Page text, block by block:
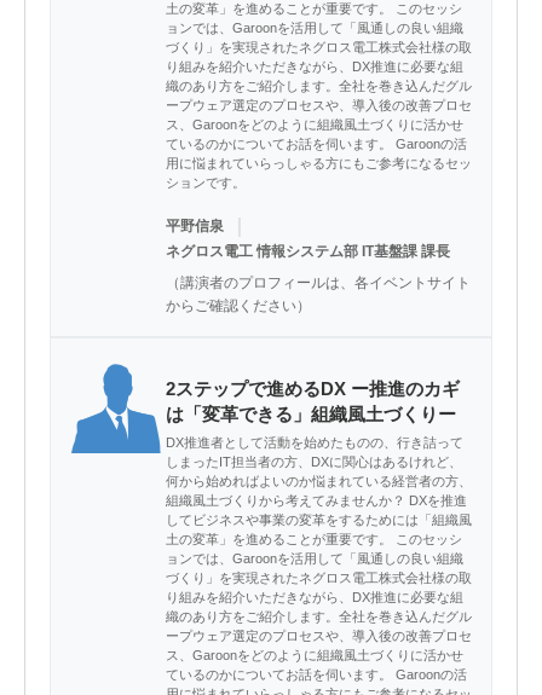
土の変革」を進めることが重要です。 このセッシ
ョンでは、Garoonを活用して「風通しの良い組織
づくり」を実現されたネグロス電工株式会社様の取
り組みを紹介いただきながら、DX推進に必要な組
織のあり方をご紹介します。全社を巻き込んだグル
ープウェア選定のプロセスや、導入後の改善プロセ
ス、Garoonをどのように組織風土づくりに活かせ
ているのかについてお話を伺います。 Garoonの活
用に悩まれていらっしゃる方にもご参考になるセッ
ションです。
平野信泉
ネグロス電工 情報システム部 IT基盤課 課長
（講演者のプロフィールは、各イベントサイト
からご確認ください）
2ステップで進めるDX ー推進のカギ
は「変革できる」組織風土づくりー
DX推進者として活動を始めたものの、行き詰って
しまったIT担当者の方、DXに関心はあるけれど、
何から始めればよいのか悩まれている経営者の方、
組織風土づくりから考えてみませんか？ DXを推進
してビジネスや事業の変革をするためには「組織風
土の変革」を進めることが重要です。 このセッシ
ョンでは、Garoonを活用して「風通しの良い組織
づくり」を実現されたネグロス電工株式会社様の取
り組みを紹介いただきながら、DX推進に必要な組
織のあり方をご紹介します。全社を巻き込んだグル
ープウェア選定のプロセスや、導入後の改善プロセ
ス、Garoonをどのように組織風土づくりに活かせ
ているのかについてお話を伺います。 Garoonの活